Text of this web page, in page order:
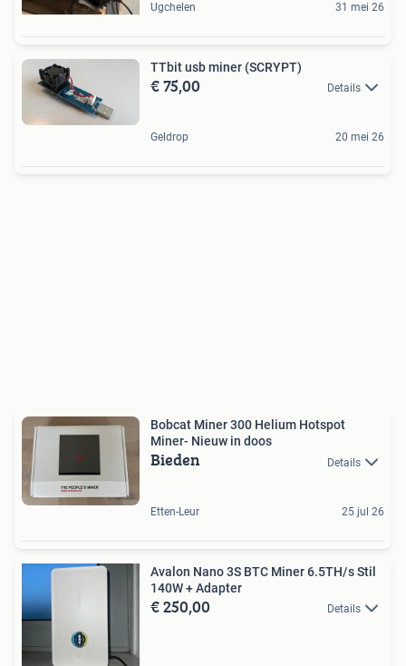
Ugchelen 31 mei 26
TTbit usb miner (SCRYPT)
€ 75,00 Details
Geldrop 20 mei 26
Bobcat Miner 300 Helium Hotspot
Miner- Nieuw in doos
Bieden Details
Etten-Leur 25 jul 26
Avalon Nano 3S BTC Miner 6.5TH/s Stil
140W + Adapter
€ 250,00 Details